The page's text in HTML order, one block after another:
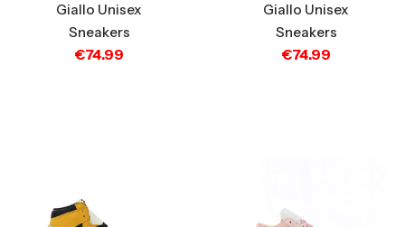
Giallo Unisex
Sneakers
€74.99
Giallo Unisex
Sneakers
€74.99